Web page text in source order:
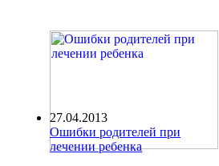
27.04.2013
Ошибки родителей при
лечении ребенка